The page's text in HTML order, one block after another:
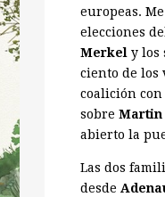
europeas.
elecciones
Merkel y los
ciento de los
coalición con
sobre Martin
abierto la
Las dos
desde